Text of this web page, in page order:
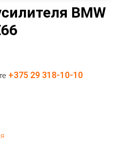
BMW
+375 29 318-10-10